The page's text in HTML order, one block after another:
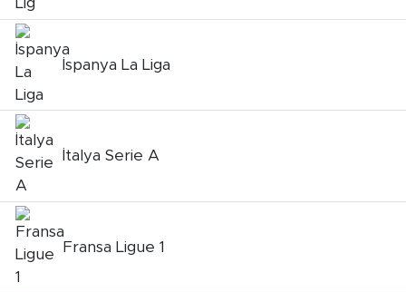
İspanya La Liga
İtalya Serie A
Fransa Ligue 1